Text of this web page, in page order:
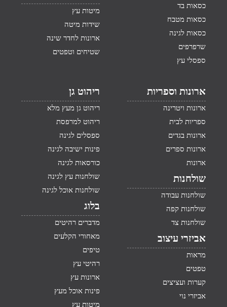
כסאות בד
כסאות מטבח
כסאות לגינה
שרפרפים
ספסלי עץ
מיטות עץ
שידות מיטה
ארונות לחדר שינה
שטיחים וטפטים
ארונות וספריות
ארונות ויטרינה
ספריות לבית
ארונות בגדים
ארונות ספרים
ארונות
שולחנות
שולחנות עבודה
שולחנות קפה
שולחנות צד
אביזרי עיצוב
מראות
טפטים
קערות ועציצים
אביזרי נוי
ריהוט גן
ריהוט גן מעץ מלא
ריהוט למרפסת
ספסלים לגינה
פינות ישיבה לגינה
כורסאות לגינה
שולחנות עץ לגינה
שולחנות אוכל לגינה
בלוג
מדברים רהיטים
מאחורי הקלעים
טיפים
רהיטי עץ
ארונות עץ
פינות אוכל מעץ
מיטות עץ